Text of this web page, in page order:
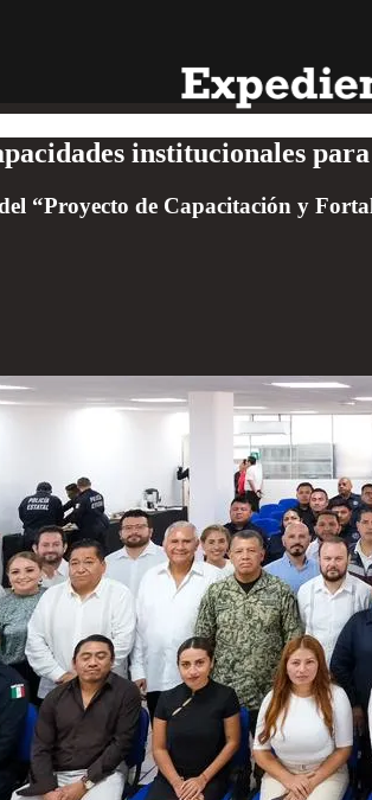
institucionales
“Proyecto de Capacitación y